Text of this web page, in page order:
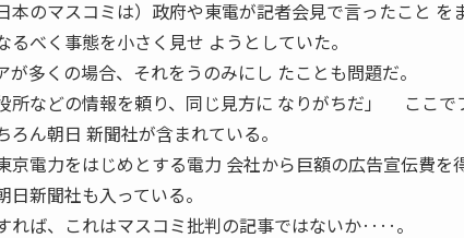
本のマスコミは）政府や東電が記者会見で言ったこと を
るべく事態を小さく見せ ようとしていた。
が多くの場合、それをうのみにし たことも問題だ。
所などの情報を頼り、同じ見方に なりがちだ」 ここで
ろん朝日 新聞社が含まれている。
京電力をはじめとする電力 会社から巨額の広告宣伝費を
日新聞社も入っている。
れば、これはマスコミ批判の記事ではないか‥‥。